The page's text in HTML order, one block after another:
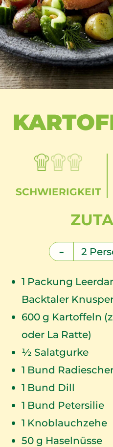
SCHWIERIGKEIT
- 2
1 Packung
Backtaler
600g Kartoffeln
oder La Ratte)
½ Salatgurke
1 Bund
1 Bund Dill
1 Bund Petersilie
1 Knoblauchzehe
50g Haselnüsse